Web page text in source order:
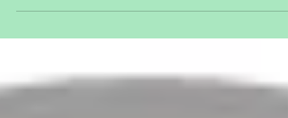
Tras el análisis del tema, el dictamen que presentó la
formuló incrementar 2% para el año...